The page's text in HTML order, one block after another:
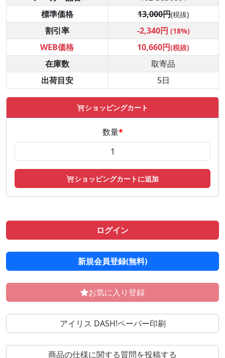
標準価格
13,000円(税抜)
割引率 -2,340円 (18%)
WEB価格 10,660円(税抜)
在庫数
取寄品
出荷目安
5日
ショッピングカート
数量*
ショッピングカートに追加
ログイン
新規会員登録(無料)
お気に入り登録
アイリス DASH!ペーパー印刷
商品の仕様に関する質問を投稿する